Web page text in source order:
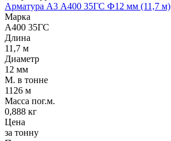
Арматура А3 А400 35ГС Ф12 мм (11,7 м)
Марка
А400 35ГС
Длина
11,7 м
Диаметр
12 мм
М. в тонне
1126 м
Масса пог.м.
0,888 кг
Цена
за тонну